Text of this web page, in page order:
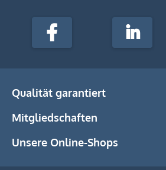
stempel-
Media
Facebook LinkedIn
Qualität garantiert
Mitgliedschaften
Unsere Online-Shops